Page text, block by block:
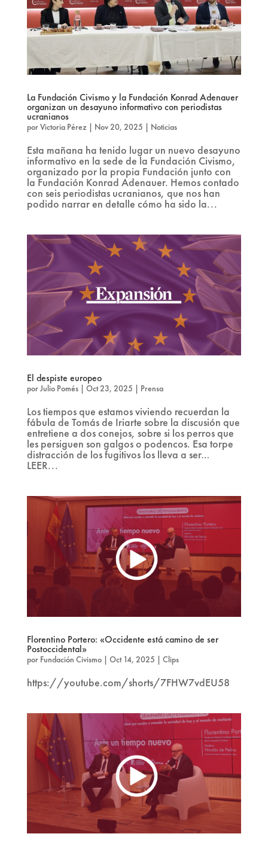
La Fundación Civismo y la Fundación Konrad Adenauer
organizan un desayuno informativo con periodistas
ucranianos
porVictoria Pérez| Nov 20, 2025 Noticias
Esta mañana ha tenido lugar un nuevo desayuno
informativo en la sede de la Fundación Civismo,
organizado por la propia Fundación junto con
la Fundación Konrad Adenauer. Hemos contado
con seis periodistas ucranianos, que nos han
podido narrar en detalle cómo ha sido la...
El despiste europeo
porJulio Pomés| Oct 23, 2025 | Prensa
Los tiempos que estamos viviendo recuerdan la
fábula de Tomás de Iriarte sobre la discusión que
entretiene a dos conejos, sobre si los perros que
les persiguen son galgos o podencos. Esa torpe
distracción de los fugitivos los lleva a ser…
LEER...
Florentino Portero: «Occidente está camino de ser
Postoccidental»
por Fundación Civismo| Oct 14, 2025 | Clips
https://youtube.com/shorts/7FHW7vdEU58